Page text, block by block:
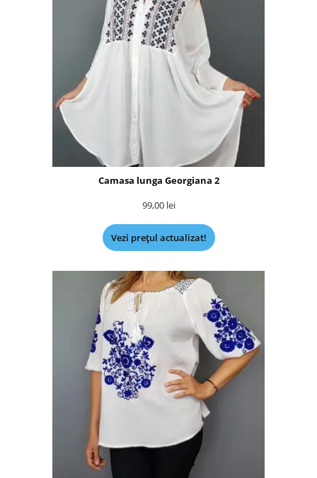
Camasa lunga Georgiana 2
99,00 lei
Vezi prețul actualizat!